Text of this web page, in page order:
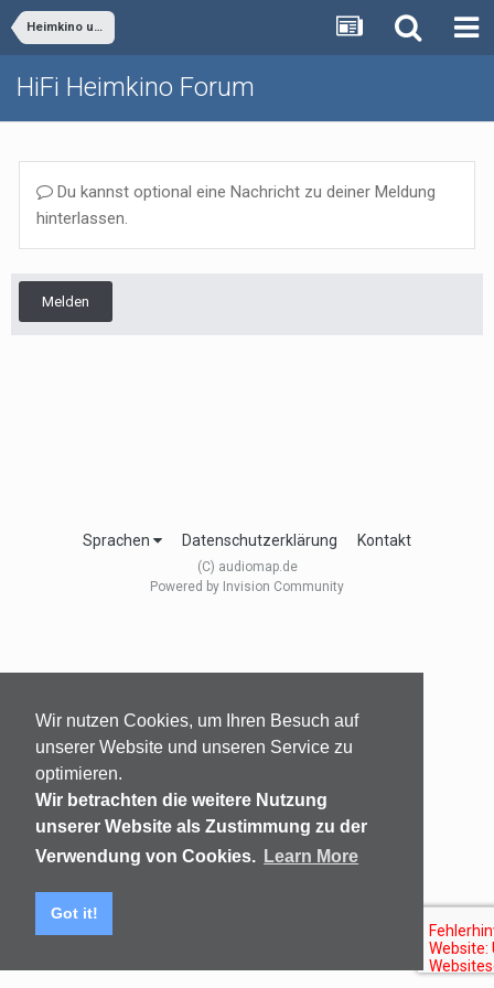
Wir nutzen Cookies, um Ihren Besuch auf
unserer Website und unseren Service zu
optimieren.
Wir betrachten die weitere Nutzung
unserer Website als Zustimmung zu der
Verwendung von Cookies. Learn More
Got it!
Heimkino und Surround
HiFi Heimkino Forum
Du kannst optional eine Nachricht zu deiner Meldung
hinterlassen.
Melden
Sprachen Datenschutzerklärung Kontakt
(C) audiomap.de
Powered by Invision Community